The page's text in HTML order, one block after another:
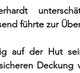
führte zur
auf der Hut